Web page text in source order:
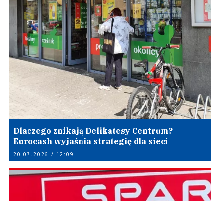
Dlaczego znikają Delikatesy Centrum?
Eurocash wyjaśnia strategię dla sieci
20.07.2026 / 12:09